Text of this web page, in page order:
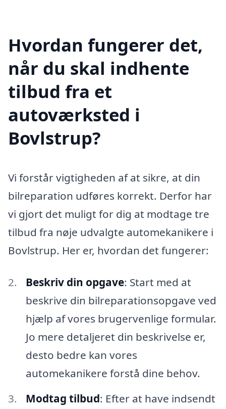
Hvordan fungerer det,
når du skal indhente
tilbud fra et
autoværksted i
Bovlstrup?
Vi forstår vigtigheden af at sikre, at din
bilreparation udføres korrekt. Derfor har
vi gjort det muligt for dig at modtage tre
tilbud fra nøje udvalgte automekanikere i
Bovlstrup. Her er, hvordan det fungerer:
Beskriv din opgave: Start med at
beskrive din bilreparationsopgave ved
hjælp af vores brugervenlige formular.
Jo mere detaljeret din beskrivelse er,
desto bedre kan vores
automekanikere forstå dine behov.
Modtag tilbud: Efter at have indsendt